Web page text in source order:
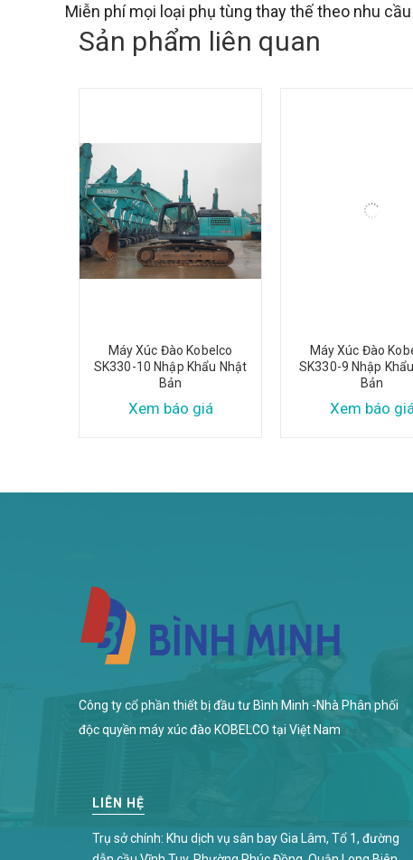
Miễn phí mọi loại phụ tùng thay thế theo nhu
Sản phẩm liên quan
Máy Xúc Đào Kobelco
SK330-10 Nhập Khẩu Nhật
Bản
Xem báo giá
Máy Xúc Đào
SK330-9 Nhập
Bản
Xem báo giá
Công ty cổ phần thiết bị đầu tư Bình Minh -Nhà Phân phối
độc quyền máy xúc đào KOBELCO tại Việt Nam
LIÊN HỆ
Trụ sở chính: Khu dịch vụ sân bay Gia Lâm, Tổ 1, đường